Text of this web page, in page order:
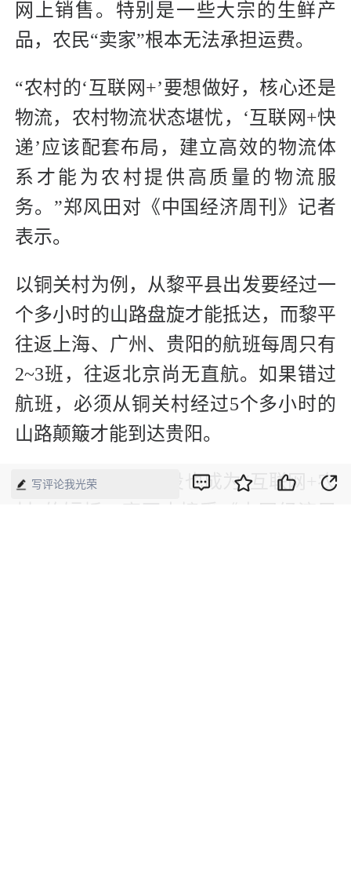
网上销售。特别是一些大宗的生鲜产
品，农民“卖家”根本无法承担运费。
“农村的‘互联网+’要想做好，核心还是
物流，农村物流状态堪忧，‘互联网+快
递’应该配套布局，建立高效的物流体
系才能为农村提供高质量的物流服
务。”郑风田对《中国经济周刊》记者
表示。
以铜关村为例，从黎平县出发要经过一
个多小时的山路盘旋才能抵达，而黎平
往返上海、广州、贵阳的航班每周只有
2~3班，往返北京尚无直航。如果错过
航班，必须从铜关村经过5个多小时的
山路颠簸才能到达贵阳。
此外，网络基础建设也成为“互联网+农
村”的短板。高丙中接受《中国经济周
写评论我光荣